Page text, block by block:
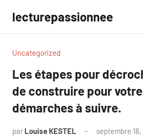
contenu
lecturepassionnee
Uncategorized
Les étapes pour
de construire pour
démarches à suivre.
par Louise KESTEL septembre